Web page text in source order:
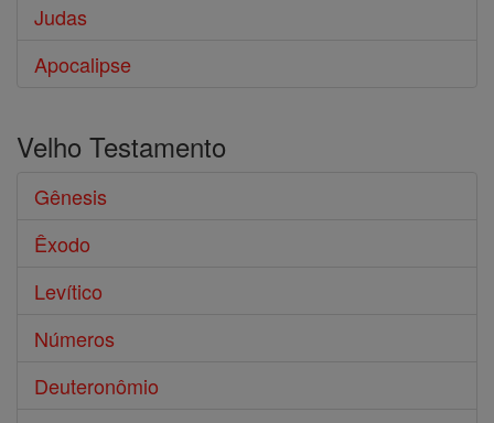
Judas
Apocalipse
Velho Testamento
Gênesis
Êxodo
Levítico
Números
Deuteronômio